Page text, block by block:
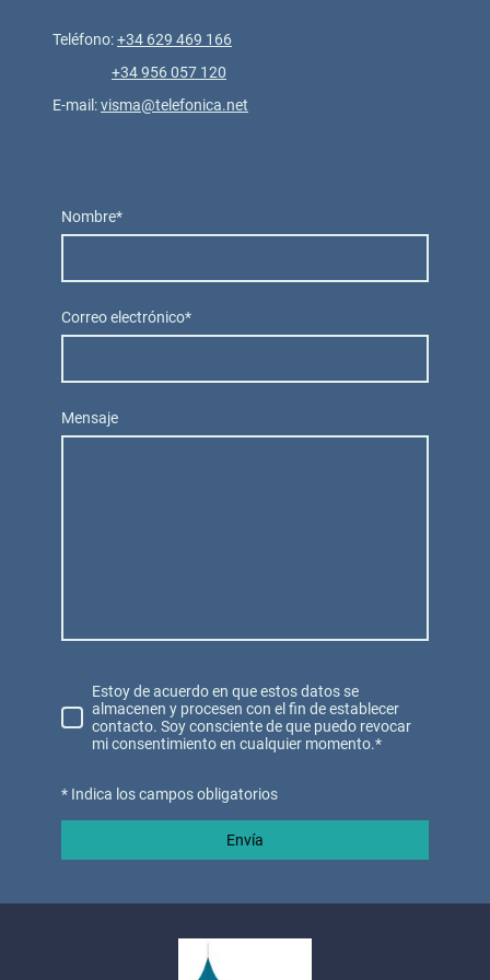
Teléfono:+34 629 469 166
+34 956 057 120
E-mail:visma@telefonica.net
Nombre*
Correo electrónico*
Mensaje
Estoy de acuerdo en que estos datos se
almacenen y procesen con el fin de establecer
contacto. Soy consciente de que puedo revocar
mi consentimiento en cualquier momento.*
* Indica los campos obligatorios
Envía